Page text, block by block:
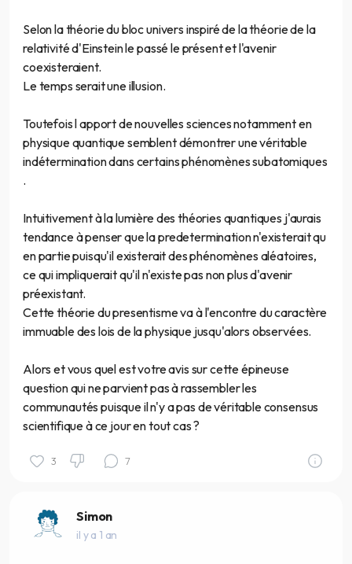
Selon la théorie du bloc univers inspiré de la théorie de la
relativité d'Einstein le passé le présent et l'avenir
coexisteraient.
Le temps serait une illusion.
Toutefois l apport de nouvelles sciences notamment en
physique quantique semblent démontrer une véritable
indétermination dans certains phénomènes subatomiques
.
Intuitivement à la lumière des théories quantiques j'aurais
tendance à penser que la predetermination n'existerait qu
en partie puisqu'il existerait des phénomènes aléatoires,
ce qui impliquerait qu'il n'existe pas non plus d'avenir
préexistant.
Cette théorie du presentisme va à l'encontre du caractère
immuable des lois de la physique jusqu'alors observées.
Alors et vous quel est votre avis sur cette épineuse
question qui ne parvient pas à rassembler les
communautés puisque il n'y a pas de véritable consensus
scientifique à ce jour en tout cas ?
3 7
Simon
il y a 1 an